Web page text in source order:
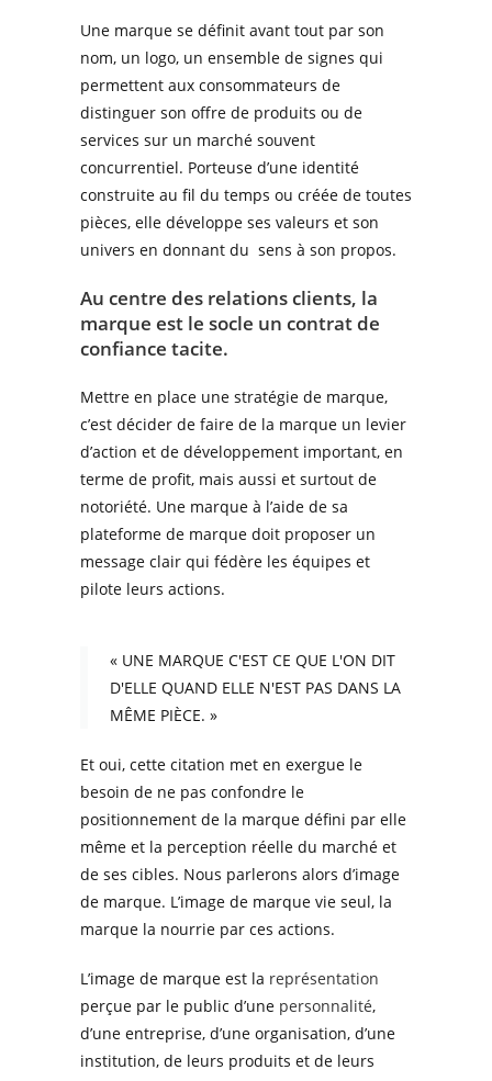
Une marque se définit avant tout par son
nom, un logo, un ensemble de signes qui
permettent aux consommateurs de
distinguer son offre de produits ou de
services sur un marché souvent
concurrentiel. Porteuse d’une identité
construite au fil du temps ou créée de toutes
pièces, elle développe ses valeurs et son
univers en donnant du sens à son propos.
Au centre des relations clients, la
marque est le socle un contrat de
confiance tacite.
Mettre en place une stratégie de marque,
c’est décider de faire de la marque un levier
d’action et de développement important, en
terme de profit, mais aussi et surtout de
notoriété. Une marque à l’aide de sa
plateforme de marque doit proposer un
message clair qui fédère les équipes et
pilote leurs actions.
« UNE MARQUE C'EST CE QUE L'ON DIT
D'ELLE QUAND ELLE N'EST PAS DANS LA
MÊME PIÈCE. »
Et oui, cette citation met en exergue le
besoin de ne pas confondre le
positionnement de la marque défini par elle
même et la perception réelle du marché et
de ses cibles. Nous parlerons alors d’image
de marque. L’image de marque vie seul, la
marque la nourrie par ces actions.
L’image de marque est la représentation
perçue par le public d’une personnalité,
d’une entreprise, d’une organisation, d’une
institution, de leurs produits et de leurs